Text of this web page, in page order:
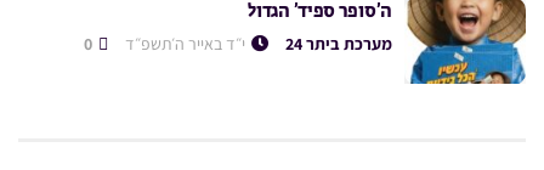
ה’סופר ספיד’ הגדול
מערכת ביתר 24 י״ד באייר ה׳תשפ״ד